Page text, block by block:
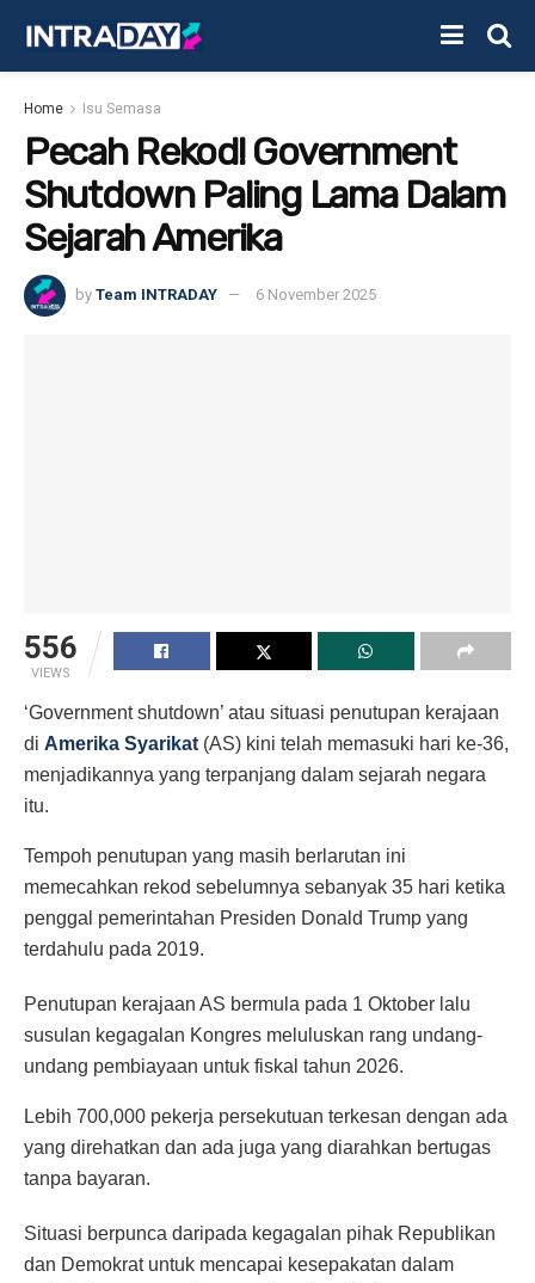
Home Isu Semasa
Pecah Rekod! Government
Shutdown Paling Lama Dalam
Sejarah Amerika
by Team INTRADAY 6 November 2025
556
VIEWS
‘Government shutdown’ atau situasi penutupan kerajaan
di Amerika Syarikat (AS) kini telah memasuki hari ke-36,
menjadikannya yang terpanjang dalam sejarah negara
itu.
Tempoh penutupan yang masih berlarutan ini
memecahkan rekod sebelumnya sebanyak 35 hari ketika
penggal pemerintahan Presiden Donald Trump yang
terdahulu pada 2019.
Penutupan kerajaan AS bermula pada 1 Oktober lalu
susulan kegagalan Kongres meluluskan rang undang-
undang pembiayaan untuk fiskal tahun 2026.
Lebih 700,000 pekerja persekutuan terkesan dengan ada
yang direhatkan dan ada juga yang diarahkan bertugas
tanpa bayaran.
Situasi berpunca daripada kegagalan pihak Republikan
dan Demokrat untuk mencapai kesepakatan dalam